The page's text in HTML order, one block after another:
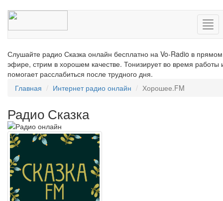
Слушайте радио Сказка онлайн бесплатно на Vo-Radio в прямом
эфире, стрим в хорошем качестве. Тонизирует во время работы
помогает расслабиться после трудного дня.
Главная
Интернет радио онлайн Хорошее.FM
Радио Сказка